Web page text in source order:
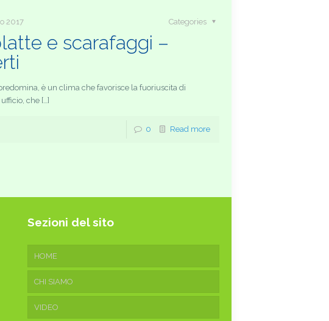
2017 Categories
e scarafaggi –
è un clima che favorisce la fuoriuscita di
che […]
0 Read more
Sezioni del sito
HOME
CHI SIAMO
VIDEO